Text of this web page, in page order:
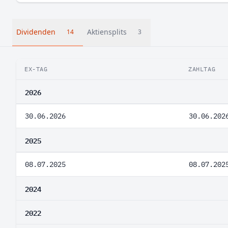
Dividenden 14 Aktiensplits 3
EX-TAG ZAHLTAG
2026
30.06.2026
2025
08.07.2025
2024
2022